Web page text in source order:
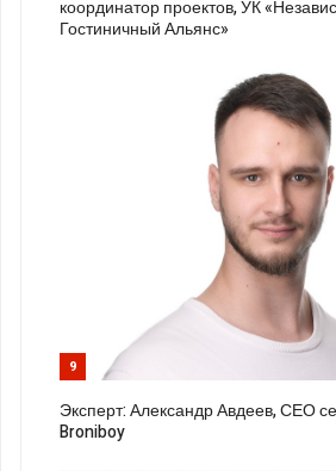
координатор проектов, УК
Гостиничный Альянс»
9
Эксперт: Александр Авдеев, СЕО
Broniboy